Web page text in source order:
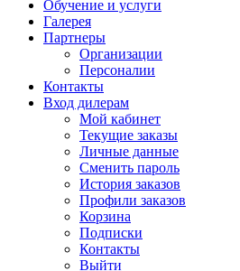
Обучение и услуги
Галерея
Партнеры
Организации
Персоналии
Контакты
Вход дилерам
Мой кабинет
Текущие заказы
Личные данные
Сменить пароль
История заказов
Профили заказов
Корзина
Подписки
Контакты
Выйти